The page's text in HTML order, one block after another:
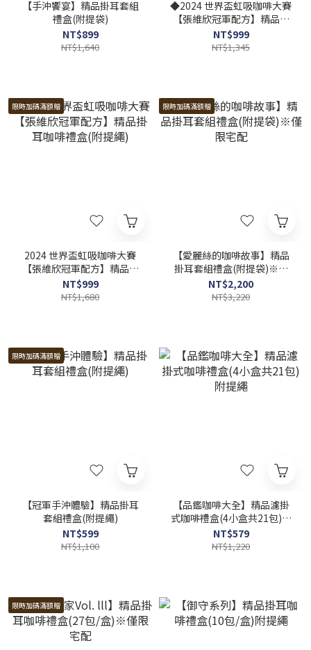
【手沖饗宴】精品掛耳套組
禮盒(附提袋)
NT$899
NT$1,640
◆2024 世界盃虹吸咖啡大賽
【張維欣冠軍配方】精品掛
耳咖啡+蝶語千層禮盒(附提
繩)※僅限台灣本島宅配
NT$999
NT$1,345
限時加碼滿額贈
2024 世界盃虹吸咖啡大賽
【張維欣冠軍配方】精品掛
耳咖啡禮盒(附提繩)
NT$999
NT$1,680
限時加碼滿額贈
【愛麗絲的咖啡故事】精品
掛耳套組禮盒(附提袋)※僅
限宅配
NT$2,200
NT$3,220
限時加碼滿額贈
【冠軍手沖體驗】精品掛耳
套組禮盒(附提繩)
NT$599
NT$1,100
【品鑑咖啡大全】精品濾掛
式咖啡禮盒(4小盒共21包)附
提繩
NT$579
NT$1,220
限時加碼滿額贈